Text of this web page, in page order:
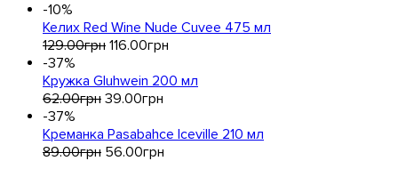
-10%
Келих Red Wine Nude Cuvee 475 мл
129.00грн 116.00грн
-37%
Кружка Gluhwein 200 мл
62.00грн 39.00грн
-37%
Креманка Pasabahce Iceville 210 мл
89.00грн 56.00грн